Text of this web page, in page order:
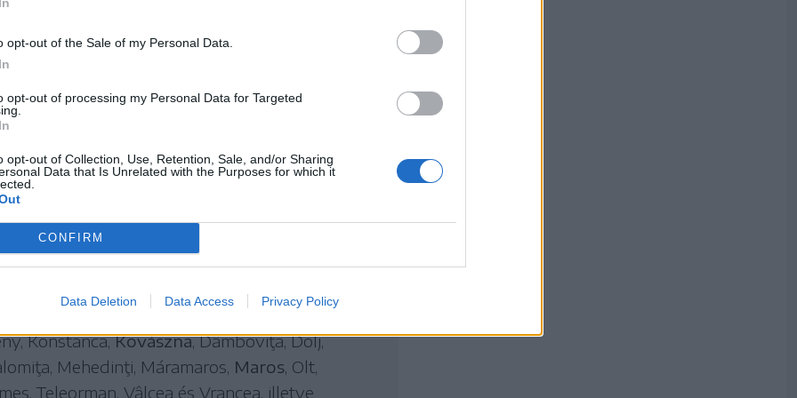
opt-out of the Sale of my Personal Data.
opt-out of processing my Personal Data for Targeted
opt-out of Collection, Use, Retention, Sale, and/or Sharing
Data that Is Unrelated with the Purposes for which it
CONFIRM
Data Deletion Data Access Privacy Policy
a 20 fokot – írja az
előrejelzésére hivatkozva.
csütörtökön is az ország egész
lesznek érvényben Romániában, a
fokot. Az Országos Meteorológiai
hőségriasztása szerint Erdély
csúcsértéke 32–35 Celsius-fok között
Arad, Bihar, Beszterce-Naszód, Brăila,
Konstanca,Kovászna, Dâmboviţa, Dolj,
Mehedinţi, Máramaros, Maros, Olt,
Teleorman, Vâlcea és Vrancea, illetve